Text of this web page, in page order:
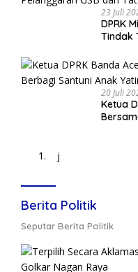
23 Juli
DPRK
Tindak
20 Juli
Ketua
j
Berita Politik
Seputar Berita Politik